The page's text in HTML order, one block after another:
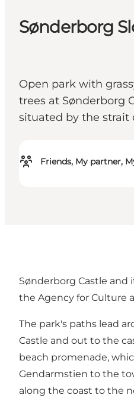
Sønderborg
Open park with
trees at Sønderborg
situated by the strait
Friends, My partner,
Sønderborg Castle and
the Agency for Culture
The park's paths lead
Castle and out to the
beach promenade,
Gendarmstien to the
along the coast to the